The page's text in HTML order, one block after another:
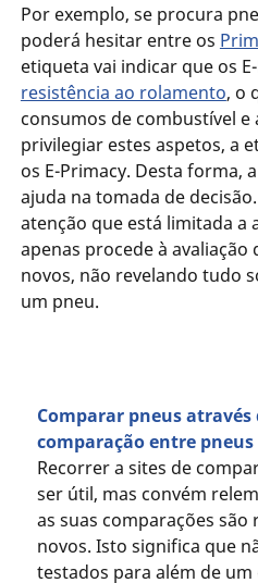
Por exemplo, se procura
poderá hesitar entre os
etiqueta vai indicar que os
resistência ao rolamento, o
consumos de combustível e
privilegiar estes aspetos, a
os E-Primacy. Desta forma,
ajuda na tomada de
atenção que está limitada a
apenas procede à
novos, não revelando tudo
um pneu.
Comparar pneus através
comparação entre pneus
Recorrer a sites de
ser útil, mas convém
as suas comparações são
novos. Isto significa que
testados para além de